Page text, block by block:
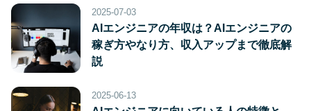
2025-07-03
AIエンジニアの年収は？AIエンジニアの
稼ぎ方やなり方、収入アップまで徹底解
説
2025-06-13